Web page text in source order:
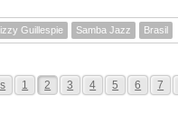
Guillespie Samba Jazz Brasil
1 2 3 4 5 6 7